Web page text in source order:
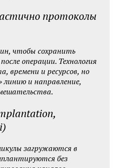
протоколы
чтобы сохранить
операции. Технология
времени и ресурсов, но
линию и направление,
загружаются в
без